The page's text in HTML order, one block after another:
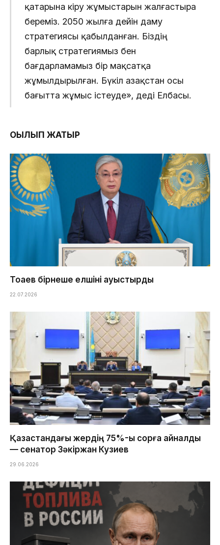
қатарына кіру жұмыстарын жалғастыра
береміз. 2050 жылға дейін даму
стратегиясы қабылданған. Біздің
барлық стратегиямыз бен
бағдарламамыз бір мақсатқа
жұмылдырылған. Бүкіл Қазақстан осы
бағытта жұмыс істеуде», деді Елбасы.
ОҚЫЛЫП ЖАТЫР
Тоқаев бірнеше елшіні ауыстырды
22.07.2026
Қазақстандағы жердің 75%-ы сорға айналды
— сенатор Зәкіржан Кузиев
29.06.2026